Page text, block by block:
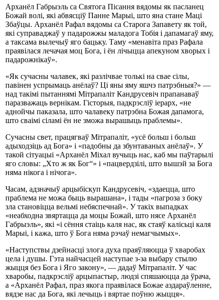
Арханёл Габрыэль са Святога Пісання вядомы як пасланец
Божай волі, які абвясціў Панне Марыі, што яна стане Маці
Збаўцы. Арханёл Рафал вядомы са Старога Запавету як той,
які суправаджаў у падарожжы маладога Тобія і дапамагаў яму,
а таксама вылечыў яго бацьку. Таму «менавіта праз Рафала
праявілася лечачая моц Бога, і ён лічыцца апекуном хворых і
падарожнікаў».
«Як сучасны чалавек, які разлічвае толькі на свае сілы,
павінен успрымаць анёлаў? Ці яны яму яшчэ патрэбныя?» —
над такімі пытаннямі Мітрапаліт Кандрусевіч прапанаваў
паразважаць вернікам. Гісторыя, падкрэсліў іерарх, «не
аднойчы паказала, што чалавеку патрэбна Божая дапамога,
што сваімі сіламі ён не зможа вырашыць праблемы».
Сучасны свет, працягваў Мітрапаліт, «усё больш і больш
адыходзіць ад Бога» і «падобны да збунтаваных анёлаў». У
такой сітуацыі «Арханёл Міхал вучыць нас, каб мы паўтарылі
яго словы: „Хто ж як Бог“» і «пацвердзілі, што вышэй за Бога
няма нікога і нічога».
Часам, адзначыў арцыбіскуп Кандрусевіч, «здаецца, што
праблема не можа быць вырашана», і тады «пагроза з боку
зла становіцца вельмі небяспечнай». У такіх выпадках
«неабходна звяртацца да моцы Божай, што нясе Арханёл
Габрыэль», які «і сёння стаіць каля нас, як стаяў калісьці каля
Марыі, і кажа, што ў Бога няма рэчаў немагчымых».
«Наступствы дзейнасці злога духа праяўляюцца ў хваробах
цела і душы. Гэта найчасцей наступае з-за выбару стылю
жыцця без Бога і Яго закону», — дадаў Мітрапаліт. У час
хваробы, падкрэсліў арцыпастыр, людзі спяшаюцца да ўрача,
а «Арханёл Рафал, праз якога праявілася Божае аздараўленне,
вядзе нас да Бога, які лечыць і вяртае поўню жыцця».